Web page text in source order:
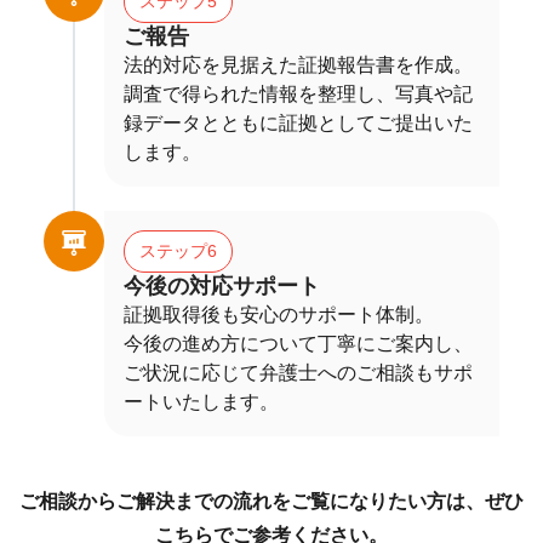
ご報告
法的対応を見据えた証拠報告書を作成。
調査で得られた情報を整理し、写真や記
録データとともに証拠としてご提出いた
します。
ステップ6
今後の対応サポート
証拠取得後も安心のサポート体制。
今後の進め方について丁寧にご案内し、
ご状況に応じて弁護士へのご相談もサポ
ートいたします。
ご相談からご解決までの流れをご覧になりたい方は、ぜひ
こちらでご参考ください。